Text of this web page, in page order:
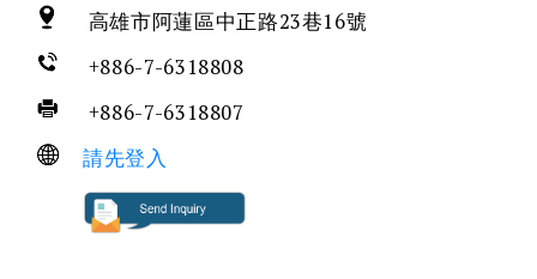
高雄市阿蓮區中正路23巷16號
+886-7-6318808
+886-7-6318807
請先登入